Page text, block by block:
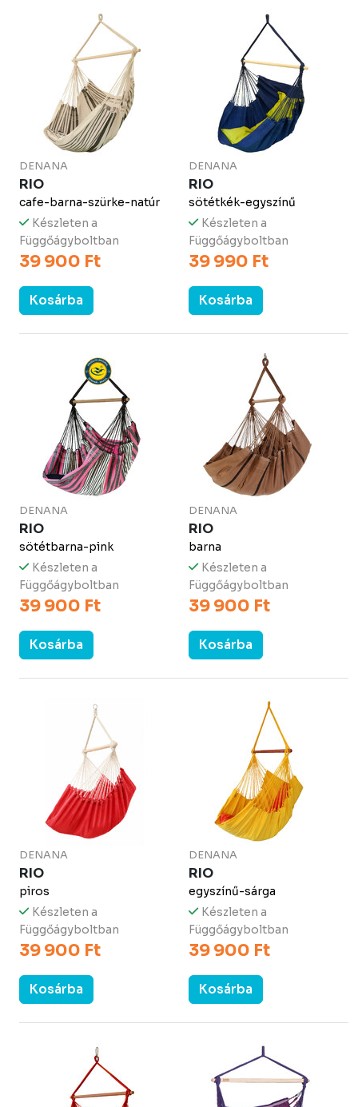
DENANA
RIO
cafe-barna-szürke-natúr
Készleten a
Függőágyboltban
39 900 Ft
Kosárba
DENANA
RIO
sötétkék-egyszínű
Készleten a
Függőágyboltban
39 990 Ft
Kosárba
DENANA
RIO
sötétbarna-pink
Készleten a
Függőágyboltban
39 900 Ft
Kosárba
DENANA
RIO
barna
Készleten a
Függőágyboltban
39 900 Ft
Kosárba
DENANA
RIO
piros
Készleten a
Függőágyboltban
39 900 Ft
Kosárba
DENANA
RIO
egyszínű-sárga
Készleten a
Függőágyboltban
39 900 Ft
Kosárba